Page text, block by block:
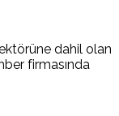
dahil olan
firmasında